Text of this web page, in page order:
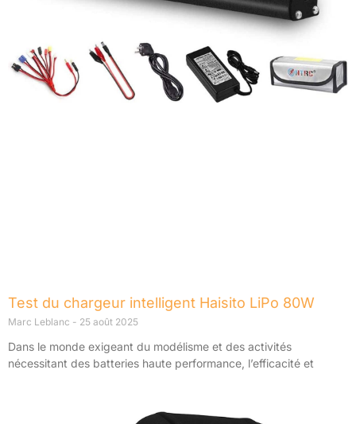
Test du chargeur intelligent Haisito LiPo 80W
Marc Leblanc 25 août 2025
Dans le monde exigeant du modélisme et des activités
nécessitant des batteries haute performance, l’efficacité et